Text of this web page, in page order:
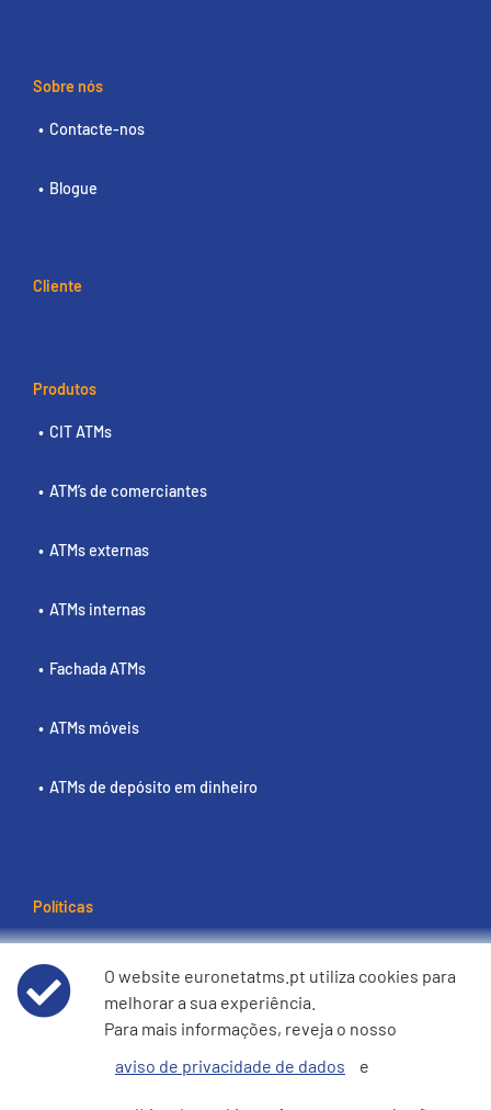
Sobre nós
Contacte-nos
Blogue
Cliente
Produtos
CIT ATMs
ATM’s de comerciantes
ATMs externas
ATMs internas
Fachada ATMs
ATMs móveis
ATMs de depósito em dinheiro
Políticas
Termos e condições de utilização
Aviso de Privacidade de Dados
Política de cookies
O website euronetatms.pt utiliza cookies para
melhorar a sua experiência.
Para mais informações, reveja o nosso
aviso de privacidade de dados
e